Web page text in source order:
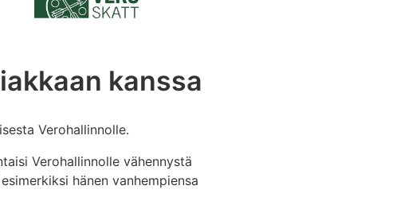
kanssa
Verohallinnolle.
Verohallinnolle vähennystä
hänen vanhempiensa